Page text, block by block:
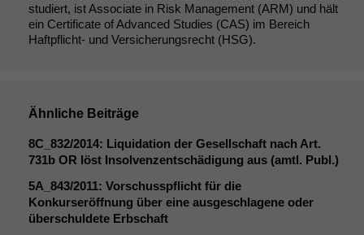
studiert, ist Associate in Risk Management (ARM) und hält
ein Certificate of Advanced Studies (CAS) im Bereich
Haftpflicht- und Versicherungsrecht (HSG).
Ähnliche Beiträge
8C_832/2014: Liquidation der Gesellschaft nach Art.
731b OR löst Insolvenzentschädigung aus (amtl. Publ.)
5A_843/2011: Vorschusspflicht für die
Konkurseröffnung über eine ausgeschlagene oder
überschuldete Erbschaft